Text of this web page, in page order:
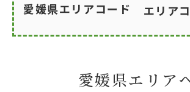
愛媛県エリアコード エリア
愛媛県エリア